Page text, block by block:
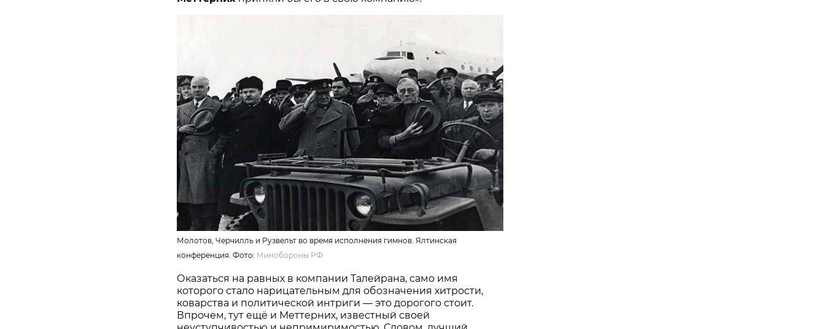
Молотов, Черчилль и Рузвельт во время исполнения гимнов. Ялтинская
конференция. Фото: Минобороны РФ
Оказаться на равных в компании Талейрана, само имя
которого стало нарицательным для обозначения хитрости,
коварства и политической интриги — это дорогого стоит.
Впрочем, тут ещё и Меттерних, известный своей